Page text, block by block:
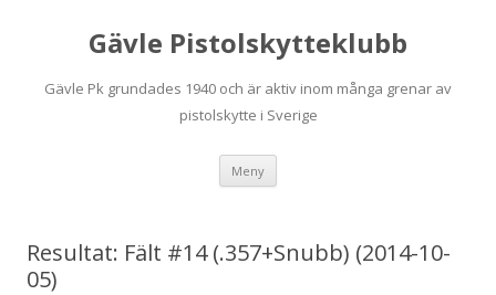
Gävle Pistolskytteklubb
Gävle Pk grundades 1940 och är aktiv inom många grenar av
pistolskytte i Sverige
Meny
Resultat: Fält #14 (.357+Snubb) (2014-10-
05)